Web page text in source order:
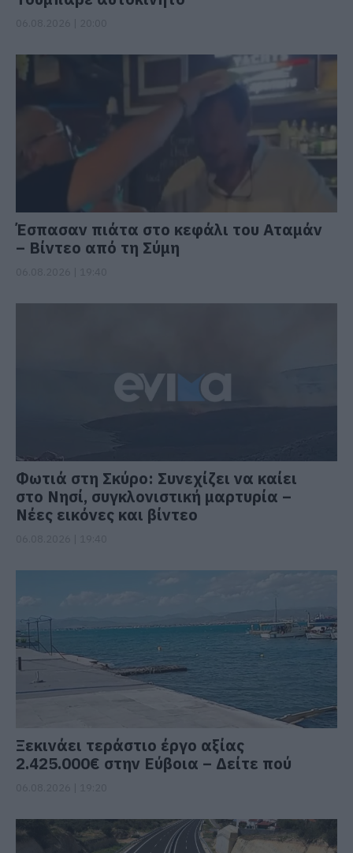
Έσπασαν πιάτα στο κεφάλι του Αταμάν
– Βίντεο από τη Σύμη
Φωτιά στη Σκύρο: Συνεχίζει να καίει
στο Νησί, συγκλονιστική μαρτυρία –
Νέες εικόνες και βίντεο
Ξεκινάει τεράστιο έργο αξίας
2.425.000€ στην Εύβοια – Δείτε πού